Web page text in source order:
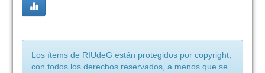
Los ítems de RIUdeG están protegidos por copyright,
con todos los derechos reservados, a menos que se